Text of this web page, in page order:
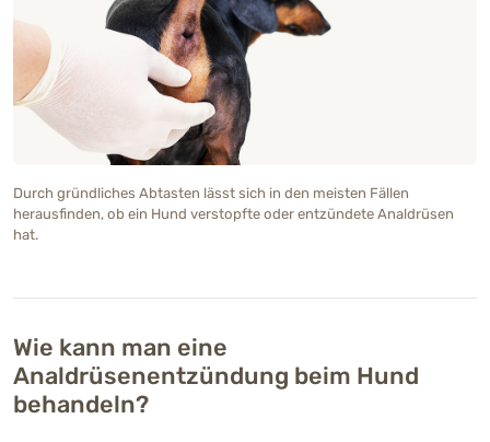
Durch gründliches Abtasten lässt sich in den meisten Fällen
herausfinden, ob ein Hund verstopfte oder entzündete Analdrüsen
hat.
Wie kann man eine
Analdrüsenentzündung beim Hund
behandeln?